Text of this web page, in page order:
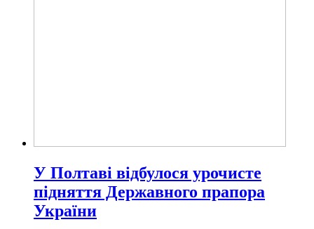
У Полтаві відбулося урочисте
підняття Державного прапора
України